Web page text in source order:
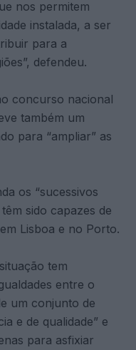
nos permitem
instalada, a ser
para a
defendeu.
concurso nacional
também um
para “ampliar” as
os “sucessivos
sido capazes de
Lisboa e no Porto.
tem
entre o
um conjunto de
e de qualidade” e
para asfixiar